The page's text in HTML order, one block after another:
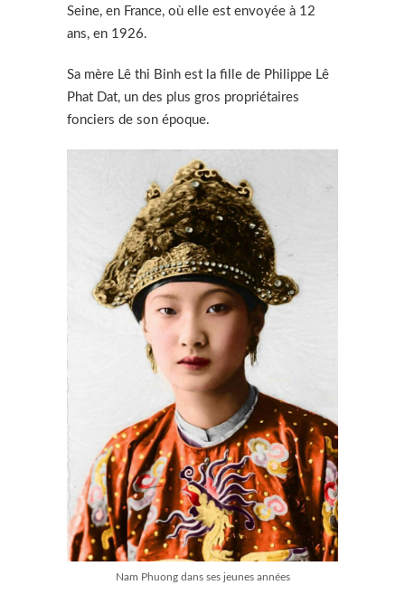
Seine, en France, où elle est envoyée à 12
ans, en 1926.
Sa mère Lê thi Binh est la fille de Philippe Lê
Phat Dat, un des plus gros propriétaires
fonciers de son époque.
Nam Phuong dans ses jeunes années